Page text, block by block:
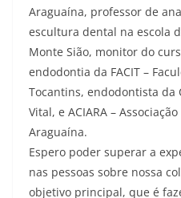
Araguaína, professor de
escultura dental na escola
Monte Sião, monitor do
endodontia da FACIT –
Tocantins, endodontista da
Vital, e ACIARA –
Araguaína.
Espero poder superar a
nas pessoas sobre nossa
objetivo principal, que é